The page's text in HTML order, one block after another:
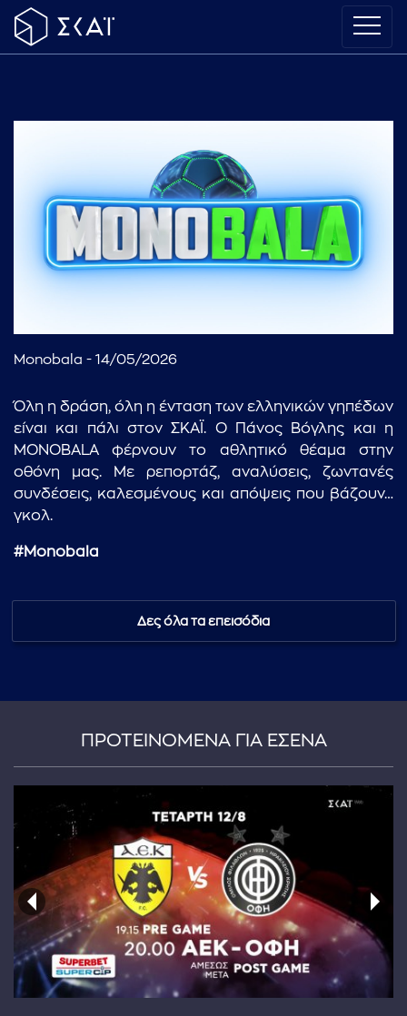
...πληκτρολογήστε κείμενο προς αναζήτηση
Monobala - 14/05/2026
Όλη η δράση, όλη η ένταση των ελληνικών γηπέδων
είναι και πάλι στον ΣΚΑΪ. Ο Πάνος Βόγλης και η
MONOBALA φέρνουν το αθλητικό θέαμα στην
οθόνη μας. Με ρεπορτάζ, αναλύσεις, ζωντανές
συνδέσεις, καλεσμένους και απόψεις που βάζουν…
γκολ.
#Monobala
Δες όλα τα επεισόδια
ΠΡΟΤΕΙΝΟΜΕΝΑ ΓΙΑ ΕΣΕΝΑ